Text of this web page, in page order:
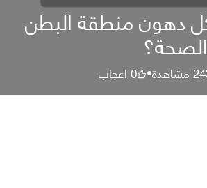
دهون منطقة البطن
مشاهدة•
0اعجاب